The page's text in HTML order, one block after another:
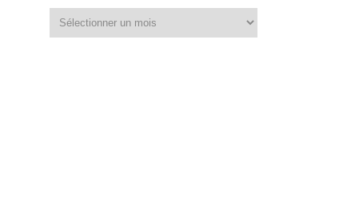
dans
les